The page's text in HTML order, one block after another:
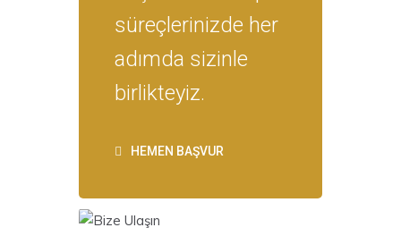
süreçlerinizde her
adımda sizinle
birlikteyiz.
HEMEN BAŞVUR